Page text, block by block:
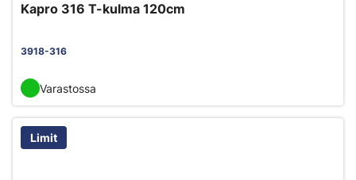
Kapro 316 T-kulma 120cm
3918-316
Varastossa
Limit